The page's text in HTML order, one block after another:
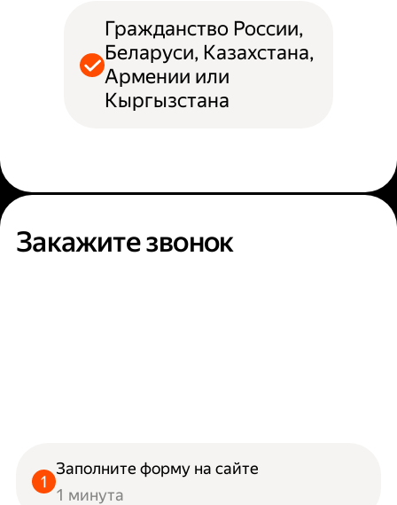
Гражданство России,
Беларуси, Казахстана,
Армении или
Кыргызстана
Закажите звонок
Заполните форму на сайте
1 минута